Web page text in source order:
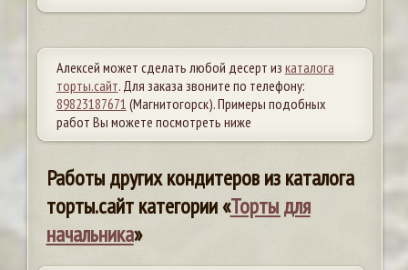
Алексей может сделать любой десерт из каталога
торты.сайт. Для заказа звоните по телефону:
89823187671 (Магнитогорск). Примеры подобных
работ Вы можете посмотреть ниже
Работы других кондитеров из каталога
торты.сайт категории «Торты для
начальника»